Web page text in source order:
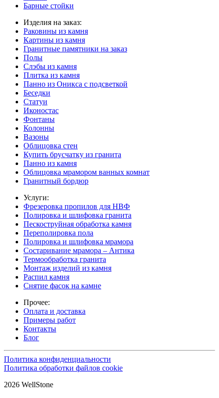
Барные стойки
Изделия на заказ:
Раковины из камня
Картины из камня
Гранитные памятники на заказ
Полы
Слэбы из камня
Плитка из камня
Панно из Оникса с подсветкой
Беседки
Статуи
Иконостас
Фонтаны
Колонны
Вазоны
Облицовка стен
Купить брусчатку из гранита
Панно из камня
Облицовка мрамором ванных комнат
Гранитный бордюр
Услуги:
Фрезеровка пропилов для НВФ
Полировка и шлифовка гранита
Пескоструйная обработка камня
Переполировка пола
Полировка и шлифовка мрамора
Состаривание мрамора – Антика
Термообработка гранита
Монтаж изделий из камня
Распил камня
Снятие фасок на камне
Прочее:
Оплата и доставка
Примеры работ
Контакты
Блог
Политика конфиденциальности
Политика обработки файлов cookie
2026 WellStone